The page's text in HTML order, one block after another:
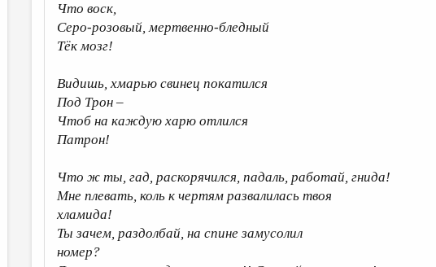
Что воск,
Серо-розовый, мертвенно-бледный
Тёк мозг!
Видишь, хмарью свинец покатился
Под Трон –
Чтоб на каждую харю отлился
Патрон!
Что ж ты, гад, раскорячился, падаль, работай, гнида!
Мне плевать, коль к чертям развалилась твоя
хламида!
Ты зачем, раздолбай, на спине замусолил
номер?